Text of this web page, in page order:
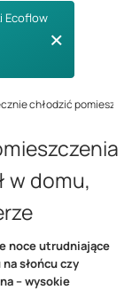
Ecoflow
chłodzić
w domu,
noce utrudniające
słońcu czy
– wysokie